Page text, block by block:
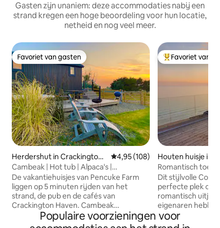
Gasten zijn unaniem: deze accommodaties nabij een
strand kregen een hoge beoordeling voor hun locatie,
netheid en nog veel meer.
Favoriet van gasten
Favoriet van gasten
Herdershut in Crackington
Haven
Gemiddelde beoordeling van
4,95 (108)
Cambeak | Hot tub | Alpaca's |
Golfsimulator
De vakantiehuisjes van Pencuke Farm
liggen op 5 minuten rijden van het
strand, de pub en de cafés van
Crackington Haven. Cambeak
Shepherds Hut is een van de twee luxe
herdershutten. Hij is door ons gebouwd
Topfavoriet van
Favoriet van
Houten huisje in
Romantisch
op de oceaan in
Dit stijlvolle
perfecte plek om
romantisch uitje
eigenaren
hemels chalet
het
Populaire voorzieningen voor